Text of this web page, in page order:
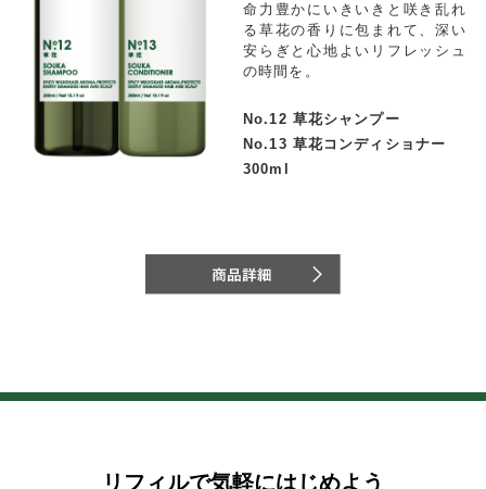
命力豊かにいきいきと咲き乱れ
る草花の香りに包まれて、深い
安らぎと心地よいリフレッシュ
の時間を。
No.12 草花シャンプー
No.13 草花コンディショナー
300ml
リフィルで気軽にはじめよう